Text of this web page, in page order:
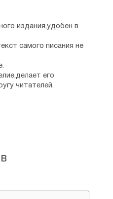
издания,удобен в
самого писания не
его
читателей.